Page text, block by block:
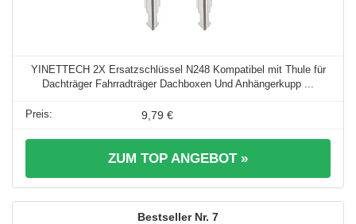
YINETTECH 2X Ersatzschlüssel N248 Kompatibel mit Thule für
Dachträger Fahrradträger Dachboxen Und Anhängerkupp ...
9,79 €
ZUM TOP ANGEBOT »
7